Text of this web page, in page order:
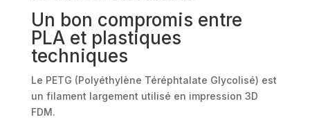
Un bon compromis entre
PLA et plastiques
techniques
Le PETG (Polyéthylène Téréphtalate Glycolisé) est
un filament largement utilisé en impression 3D
FDM.